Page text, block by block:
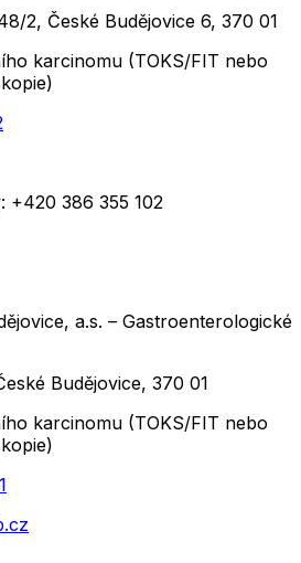
2, České Budějovice 6, 370 01
karcinomu (TOKS/FIT nebo
+420 386 355 102
a.s. – Gastroenterologické
Budějovice, 370 01
karcinomu (TOKS/FIT nebo